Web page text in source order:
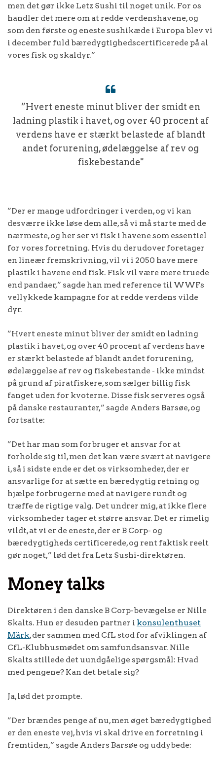
men det gør ikke Letz Sushi til noget unik. For os
handler det mere om at redde verdenshavene, og
som den første og eneste sushikæde i Europa blev vi
i december fuld bæredygtighedscertificerede på al
vores fisk og skaldyr.”
”Hvert eneste minut bliver der smidt en
ladning plastik i havet, og over 40 procent af
verdens have er stærkt belastede af blandt
andet forurening, ødelæggelse af rev og
fiskebestande"
”Der er mange udfordringer i verden, og vi kan
desværre ikke løse dem alle, så vi må starte med de
nærmeste, og her ser vi fisk i havene som essentiel
for vores forretning. Hvis du derudover foretager
en lineær fremskrivning, vil vi i 2050 have mere
plastik i havene end fisk. Fisk vil være mere truede
end pandaer,” sagde han med reference til WWFs
vellykkede kampagne for at redde verdens vilde
dyr.
”Hvert eneste minut bliver der smidt en ladning
plastik i havet, og over 40 procent af verdens have
er stærkt belastede af blandt andet forurening,
ødelæggelse af rev og fiskebestande - ikke mindst
på grund af piratfiskere, som sælger billig fisk
fanget uden for kvoterne. Disse fisk serveres også
på danske restauranter,” sagde Anders Barsøe, og
fortsatte:
”Det har man som forbruger et ansvar for at
forholde sig til, men det kan være svært at navigere
i, så i sidste ende er det os virksomheder, der er
ansvarlige for at sætte en bæredygtig retning og
hjælpe forbrugerne med at navigere rundt og
træffe de rigtige valg. Det undrer mig, at ikke flere
virksomheder tager et større ansvar. Det er rimelig
vildt, at vi er de eneste, der er B Corp- og
bæredygtigheds certificerede, og rent faktisk reelt
gør noget,” lød det fra Letz Sushi-direktøren.
Money talks
Direktøren i den danske B Corp-bevægelse er Nille
Skalts. Hun er desuden partner i konsulenthuset
Märk, der sammen med CfL stod for afviklingen af
CfL-Klubhusmødet om samfundsansvar. Nille
Skalts stillede det uundgåelige spørgsmål: Hvad
med pengene? Kan det betale sig?
Ja, lød det prompte.
”Der brændes penge af nu, men øget bæredygtighed
er den eneste vej, hvis vi skal drive en forretning i
fremtiden,” sagde Anders Barsøe og uddybede: